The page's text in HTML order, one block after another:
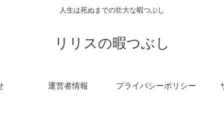
人生は死ぬまでの壮大な暇つぶし
リリスの暇つぶし
運営者情報 プライバシーポリシー